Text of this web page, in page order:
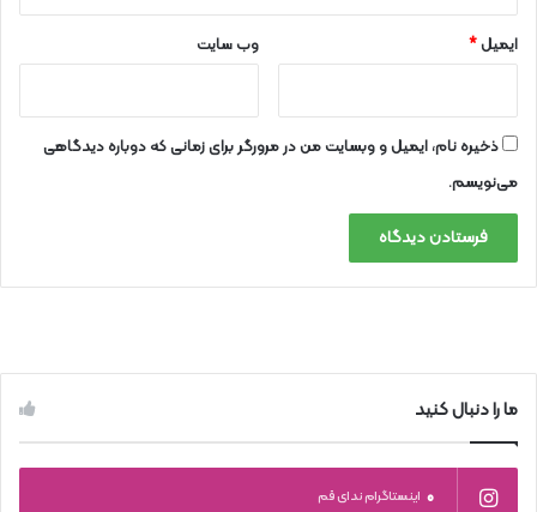
ایمیل* وب‌ سایت
ذخیره نام، ایمیل و وبسایت من در مرورگر برای زمانی که دوباره دیدگاهی
می‌نویسم.
ما را دنبال کنید
0 اینستاگرام ندای قم